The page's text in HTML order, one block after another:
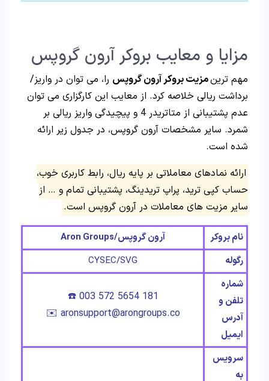
مزایا و معایب بروکر آرون گروپس
مهم ترینمزیت بروکر آرون گروپس را، می توان در واریز/
برداشت ریالی خلاصه کرد. از معایب این کارگزاری می توان
عدم پشتیبانی از متاتریدر 4 و پیچیدگی واریز ریالی بر
شمرد. سایر مشخصات آرون گروپس، در جدول زیر ارائه
شده است.
ارائه نمادهای معاملاتی بر پایه ریال، رابط کاربری خوب،
حساب کپی ترید، پراپ تریدینگ، پشتیبانی تمام و … از
سایر مزیت های معاملات در آرون گروپس است.
نام بروکر
آرون گروپس/Aron Groups
رگوله
CYSEC/SVG
شماره
تلفن و
آدرس
ایمیل
☎️ 003 572 5654 181
✉️ aronsupport@arongroups.co
سرویس
به